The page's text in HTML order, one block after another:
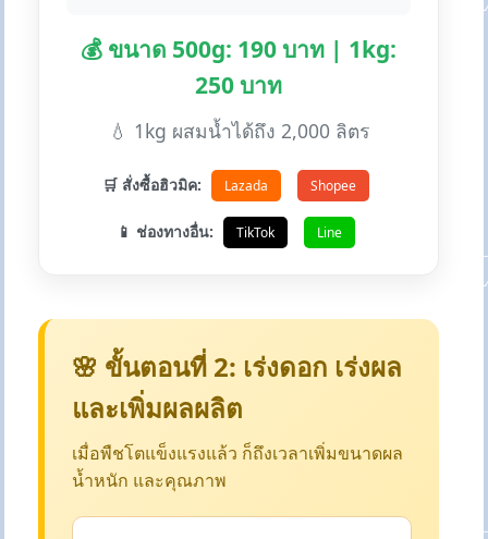
💰 ขนาด 500g: 190 บาท | 1kg:
250 บาท
💧 1kg ผสมน้ำได้ถึง 2,000 ลิตร
🛒 สั่งซื้อฮิวมิค: Lazada Shopee
📱 ช่องทางอื่น: TikTok Line
🌸 ขั้นตอนที่ 2: เร่งดอก เร่งผล
และเพิ่มผลผลิต
เมื่อพืชโตแข็งแรงแล้ว ก็ถึงเวลาเพิ่มขนาดผล
น้ำหนัก และคุณภาพ